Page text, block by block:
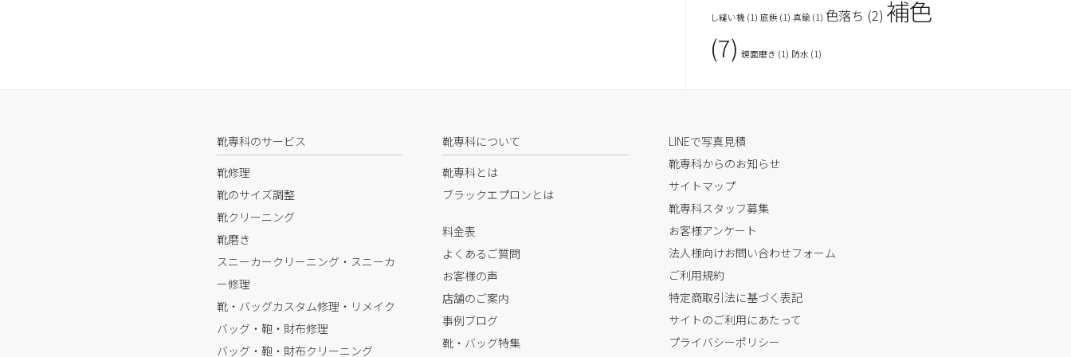
し縫い機 (1) 底鋲 (1) 真鍮 (1) 色落ち (2) 補色
(7) 鏡面磨き (1) 防水 (1)
靴専科のサービス
靴修理
靴のサイズ調整
靴クリーニング
靴磨き
スニーカークリーニング・スニーカ
ー修理
靴・バッグカスタム修理・リメイク
バッグ・鞄・財布修理
バッグ・鞄・財布クリーニング
靴専科について
靴専科とは
ブラックエプロンとは
料金表
よくあるご質問
お客様の声
店舗のご案内
事例ブログ
靴・バッグ特集
LINEで写真見積
靴専科からのお知らせ
サイトマップ
靴専科スタッフ募集
お客様アンケート
法人様向けお問い合わせフォーム
ご利用規約
特定商取引法に基づく表記
サイトのご利用にあたって
プライバシーポリシー